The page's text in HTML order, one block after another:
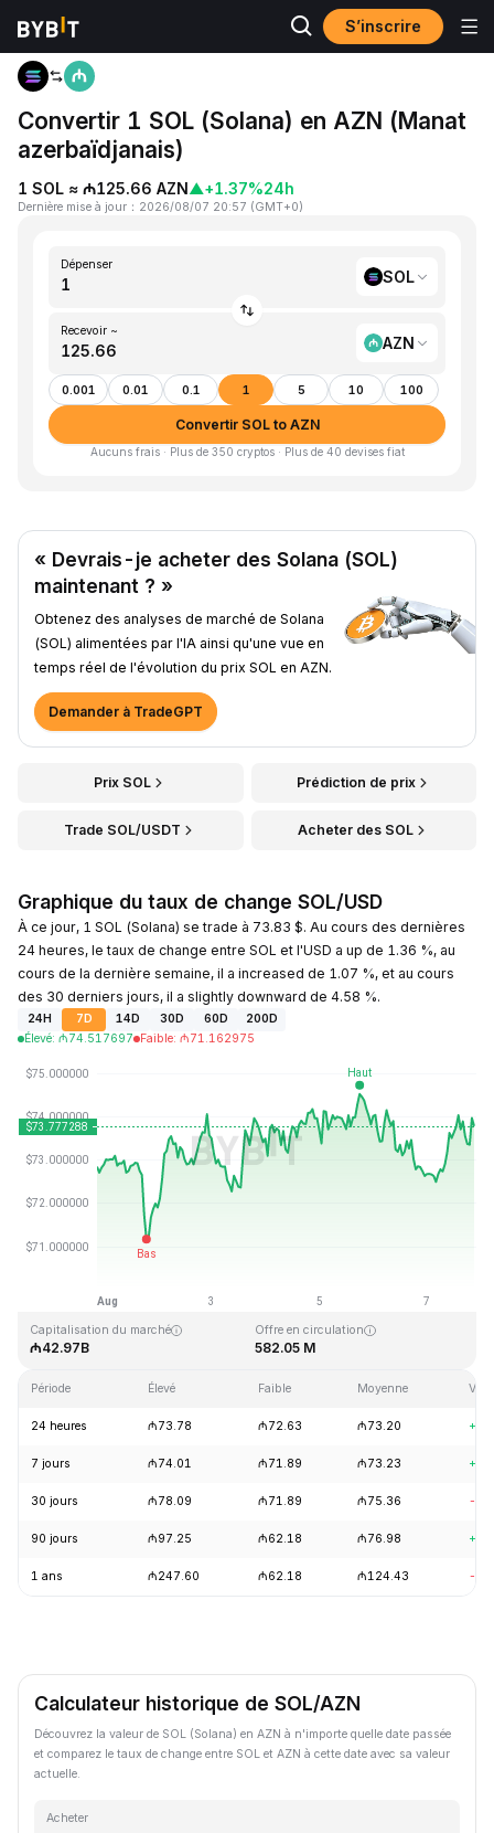
S’inscrire
Accueil
Convertir 1 SOL (Solana) en AZN (Manat
azerbaïdjanais)
1 SOL ≈ ₼125.66 AZN▲+1.37%24h
Dernière mise à jour ： 2026/08/07 20:57 (GMT+0)
Dépenser
SOL
Recevoir ~
AZN
0.001 0.01 0.1 1 5 10 100
Convertir SOL to AZN
Aucuns frais · Plus de 350 cryptos · Plus de 40 devises fiat
« Devrais-je acheter des Solana (SOL)
maintenant ? »
Obtenez des analyses de marché de Solana
(SOL) alimentées par l'IA ainsi qu'une vue en
temps réel de l'évolution du prix SOL en AZN.
Demander à TradeGPT
Prix SOL Prédiction de prix
Trade SOL/USDT Acheter des SOL
Graphique du taux de change SOL/USD
À ce jour, 1 SOL (Solana) se trade à 73.83 $. Au cours des dernières
24 heures, le taux de change entre SOL et l'USD a up de 1.36 %, au
cours de la dernière semaine, il a increased de 1.07 %, et au cours
des 30 derniers jours, il a slightly downward de 4.58 %.
24H 7D 14D 30D 60D
200D
Élevé: ₼74.517697 Faible: ₼71.162975
Dernière mise à jour : 2026-08-07, 20:57 GMT+0
₼0.500801
Capitalisation du marché
₼42.97B
Offre en circulation
582.05 M
Période Élevé Faible Moyenne
24 heures ₼73.78 ₼72.63 ₼73.20
7 jours ₼74.01 ₼71.89 ₼73.23
30 jours ₼78.09 ₼71.89 ₼75.36 -
90 jours ₼97.25 ₼62.18 ₼76.98
1 ans ₼247.60 ₼62.18 ₼124.43 -
Calculateur historique de SOL/AZN
Découvrez la valeur de SOL (Solana) en AZN à n'importe quelle date passée
et comparez le taux de change entre SOL et AZN à cette date avec sa valeur
actuelle.
Acheter